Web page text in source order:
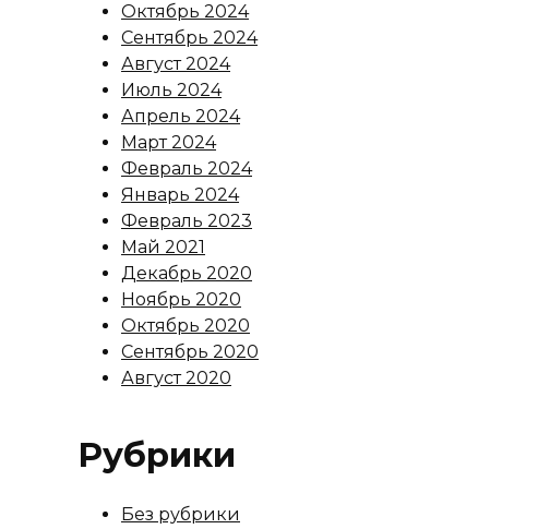
Октябрь 2024
Сентябрь 2024
Август 2024
Июль 2024
Апрель 2024
Март 2024
Февраль 2024
Январь 2024
Февраль 2023
Май 2021
Декабрь 2020
Ноябрь 2020
Октябрь 2020
Сентябрь 2020
Август 2020
Рубрики
Без рубрики